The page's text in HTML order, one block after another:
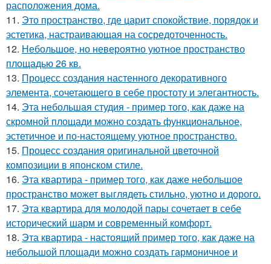
расположения дома.
11. Это пространство, где царит спокойствие, порядок и
эстетика, настраивающая на сосредоточенность.
12. Небольшое, но невероятно уютное пространство
площадью 26 кв.
13. Процесс создания настенного декоративного
элемента, сочетающего в себе простоту и элегантность.
14. Эта небольшая студия - пример того, как даже на
скромной площади можно создать функциональное,
эстетичное и по-настоящему уютное пространство.
15. Процесс создания оригинальной цветочной
композиции в японском стиле.
16. Эта квартира - пример того, как даже небольшое
пространство может выглядеть стильно, уютно и дорого.
17. Эта квартира для молодой пары сочетает в себе
исторический шарм и современный комфорт.
18. Эта квартира - настоящий пример того, как даже на
небольшой площади можно создать гармоничное и